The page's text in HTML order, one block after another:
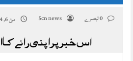
5cn news مئ 6, 2024
اس خبر پر اپنی رائے